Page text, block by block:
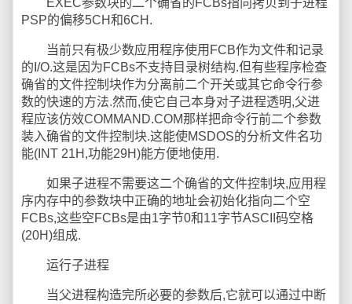
EXEC参数块的二个确省的FCBs指向拷贝到子进程
PSP的偏移5CH和6CH.
当前只有极少数应用程序使用FCB作为文件和记录
的I/O.这是因为FCBs不支持目录树结构.但有些程序检查
确省的文件控制块作为分离前二个开关或其它命令行参
数的快速的方法.然而,使它自己本身对子进程透明,父进
程应该仿效COMMAND.COM那样把命令行前二个参数
装入确省的文件控制块.这能使MSDOS的分析文件名功
能(INT 21H,功能29H)能方便地使用.
如果子进程不需要这二个确省的文件控制块,应用程
序内存中的参数块中正确的地址会初始化指向二个空
FCBs,这些空FCBs是由1字节0和11字节ASCII码空格
(20H)组成.
运行子进程
当父进程构造完所必要的参数后,它就可以通过中断